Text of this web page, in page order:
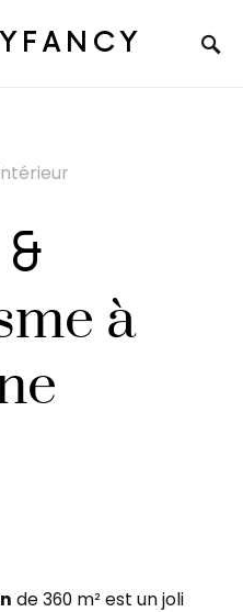
à
de 360 m² est un joli